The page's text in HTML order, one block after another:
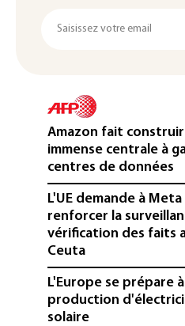
Amazon fait
immense centrale à
centres de données
L'UE demande à
renforcer la
vérification des faits
Ceuta
L'Europe se prépare
production
solaire